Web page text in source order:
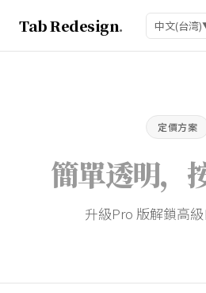
Tab Redesign. 中文(台湾)
定價方案
簡單透明，
升級Pro 版解鎖高級